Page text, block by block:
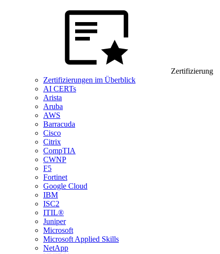
Zertifizierung
Zertifizierungen im Überblick
AI CERTs
Arista
Aruba
AWS
Barracuda
Cisco
Citrix
CompTIA
CWNP
F5
Fortinet
Google Cloud
IBM
ISC2
ITIL®
Juniper
Microsoft
Microsoft Applied Skills
NetApp